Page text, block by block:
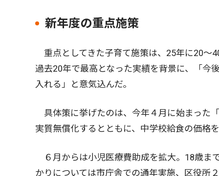
新年度の重点施策
重点としてきた子育て施策は、25年に20〜
過去20年で最高となった実績を背景に、「今
入れる」と意気込んだ。
具体策に挙げたのは、今年４月に始まった
実質無償化するとともに、中学校給食の価格
６月からは小児医療費助成を拡大。18歳ま
かりについては市庁舎での通年実施、区役所